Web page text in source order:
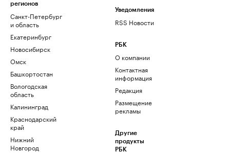
регионов
Санкт-Петербург
и область
Екатеринбург
Новосибирск
Омск
Башкортостан
Вологодская
область
Калининград
Краснодарский
край
Нижний
Новгород
Уведомления
RSS Новости
РБК
О компании
Контактная
информация
Редакция
Размещение
рекламы
Другие
продукты
РБК